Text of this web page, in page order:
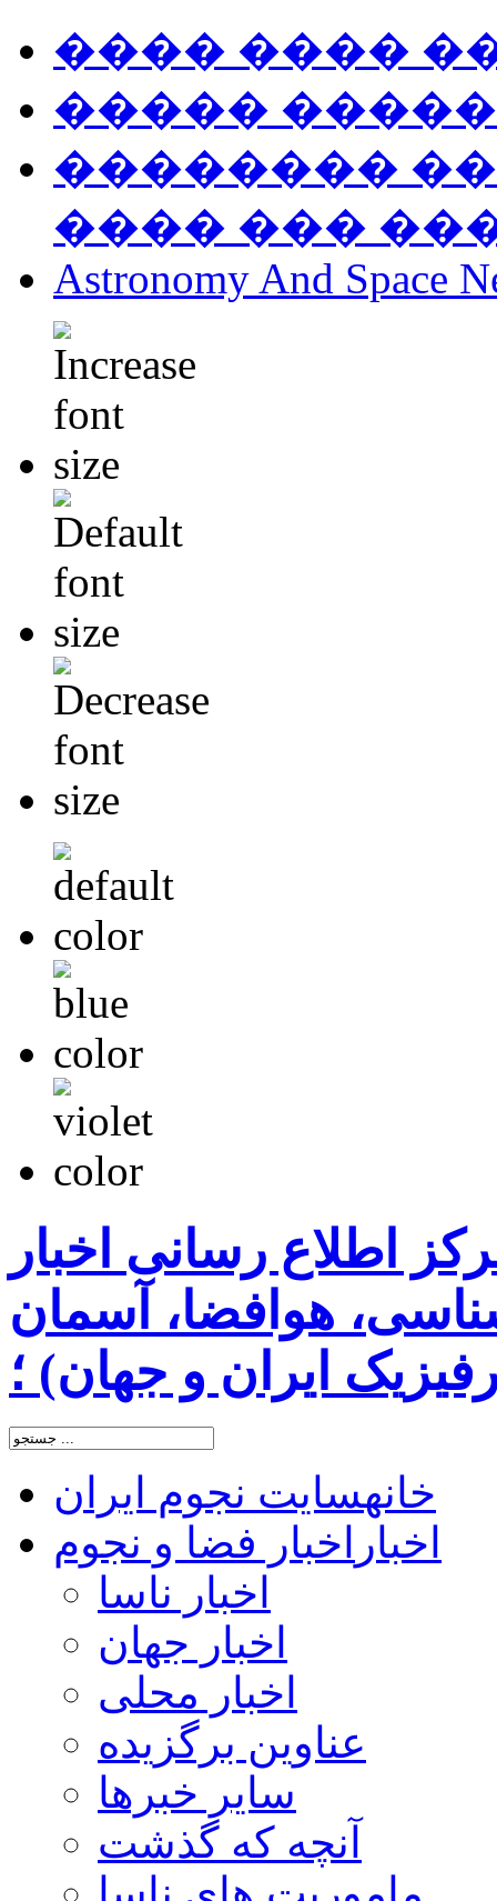
���� ����
�����
��������
���� ���
Astronomy And Space
اطلاع رسانی اخبار
هوافضا، آسمان
ایران و جهان) ؛
خانهسایت نجوم ایران
اخبار اخبار فضا و نجوم
اخبار ناسا
اخبار جهان
اخبار محلی
عناوین برگزیده
سایر خبرها
آنچه که گذشت